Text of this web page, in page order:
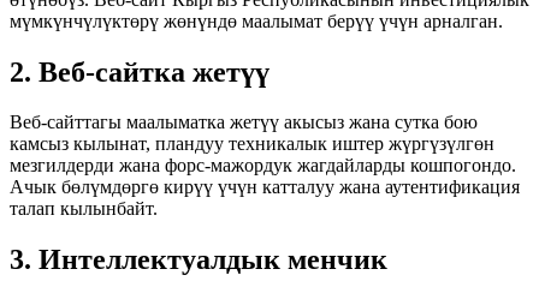
мүмкүнчүлүктөрү жөнүндө маалымат берүү үчүн арналган.
2. Веб-сайтка жетүү
Веб-сайттагы маалыматка жетүү акысыз жана сутка бою
камсыз кылынат, пландуу техникалык иштер жүргүзүлгөн
мезгилдерди жана форс-мажордук жагдайларды кошпогондо.
Ачык бөлүмдөргө кирүү үчүн катталуу жана аутентификация
талап кылынбайт.
3. Интеллектуалдык менчик